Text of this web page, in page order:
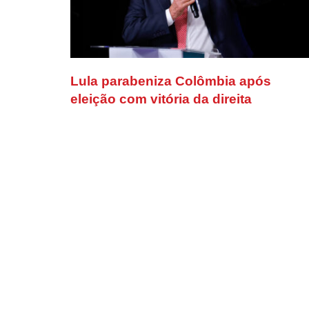
Lula parabeniza Colômbia após
eleição com vitória da direita